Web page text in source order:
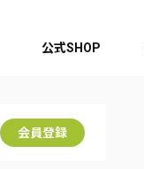
公式SHOP
会員登録